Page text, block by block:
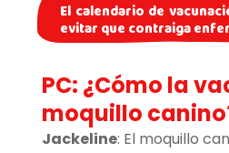
El calendario de
evitar que contraiga
PC: ¿Cómo la
moquillo
Jackeline: El moquillo